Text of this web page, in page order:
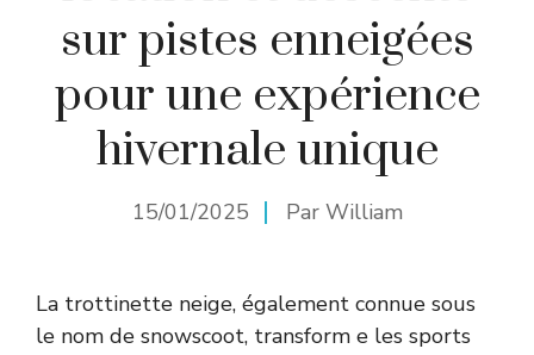
sur pistes enneigées
pour une expérience
hivernale unique
15/01/2025 Par William
La trottinette neige, également connue sous
le nom de snowscoot, transform e les sports